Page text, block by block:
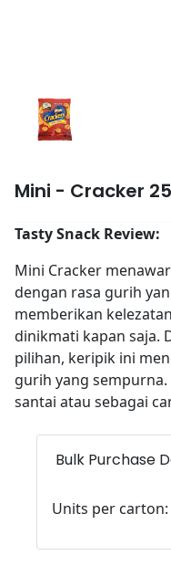
Mini - Cracker
Tasty Snack Review:
Mini Cracker
dengan rasa gurih
memberikan
dinikmati kapan saja.
pilihan, keripik ini
gurih yang
santai atau sebagai
Bulk Purchase
Units per carton: